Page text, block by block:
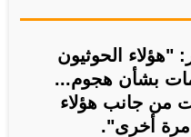
الحوثيون
بشأن هجوم...
من جانب هؤلاء
مرة أخرى".